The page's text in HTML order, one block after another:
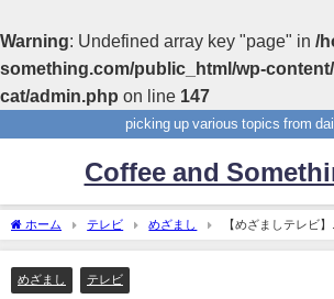
Warning: Undefined array key "page" in /
something.com/public_html/wp-
cat/admin.php on line 147
picking up various topics from
Coffee and
ホーム テレビ めざまし
【めざましテレビ
ピ！鳥羽周作シェフ考案！6月9日
めざまし テレビ